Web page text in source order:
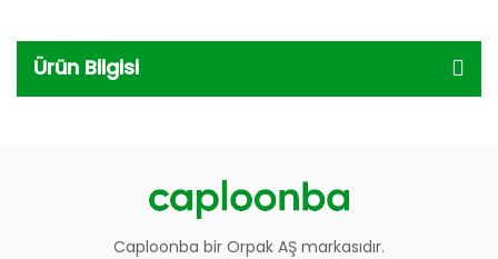
Ürün Bilgisi
Caploonba bir Orpak AŞ markasıdır.